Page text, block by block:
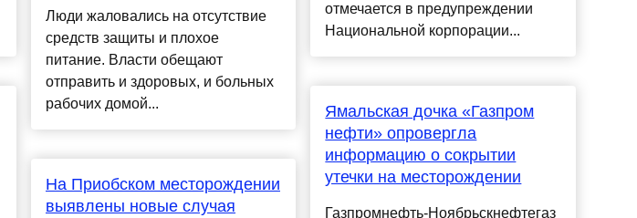
Люди жаловались на отсутствие
средств защиты и плохое
питание. Власти обещают
отправить и здоровых, и больных
рабочих домой...
На Приобском месторождении
выявлены новые случая
отмечается в предупреждении
Национальной корпорации...
Ямальская дочка «Газпром
нефти» опровергла
информацию о сокрытии
утечки на месторождении
Газпромнефть-Ноябрьскнефтегаз